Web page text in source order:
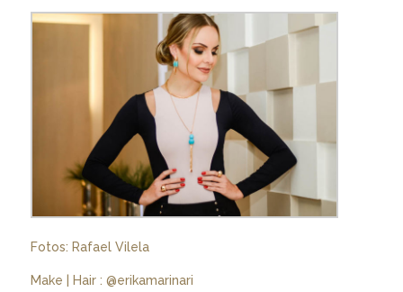
Fotos: Rafael Vilela
Make | Hair : @erikamarinari